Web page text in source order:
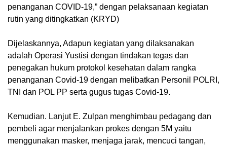
penanganan COVID-19,” dengan pelaksanaan kegiatan
rutin yang ditingkatkan (KRYD)
Dijelaskannya, Adapun kegiatan yang dilaksanakan
adalah Operasi Yustisi dengan tindakan tegas dan
penegakan hukum protokol kesehatan dalam rangka
penanganan Covid-19 dengan melibatkan Personil POLRI,
TNI dan POL PP serta gugus tugas Covid-19.
Kemudian. Lanjut E. Zulpan menghimbau pedagang dan
pembeli agar menjalankan prokes dengan 5M yaitu
menggunakan masker, menjaga jarak, mencuci tangan,